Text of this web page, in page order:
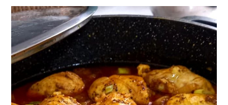
בתבנית
–
עוף
ממולא
בבשר
ואורז